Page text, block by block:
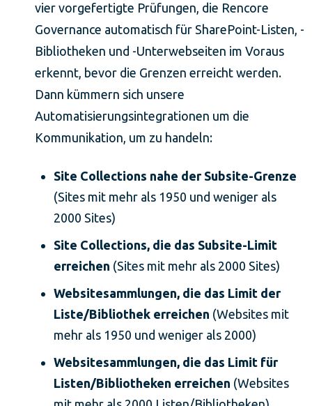
vier vorgefertigte Prüfungen, die Rencore
Governance automatisch für SharePoint-Listen, -
Bibliotheken und -Unterwebseiten im Voraus
erkennt, bevor die Grenzen erreicht werden.
Dann kümmern sich unsere
Automatisierungsintegrationen um die
Kommunikation, um zu handeln:
Site Collections nahe der Subsite-Grenze
(Sites mit mehr als 1950 und weniger als
2000 Sites)
Site Collections, die das Subsite-Limit
erreichen (Sites mit mehr als 2000 Sites)
Websitesammlungen, die das Limit der
Liste/Bibliothek erreichen (Websites mit
mehr als 1950 und weniger als 2000)
Websitesammlungen, die das Limit für
Listen/Bibliotheken erreichen (Websites